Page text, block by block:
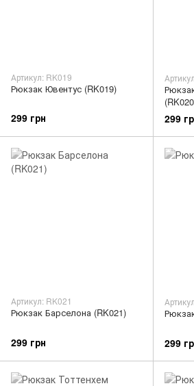
Артикул: RK019
Рюкзак Ювентус (RK019)
299 грн 299
Артикул: RK021
Рюкзак Барселона (RK021)
299 грн 299